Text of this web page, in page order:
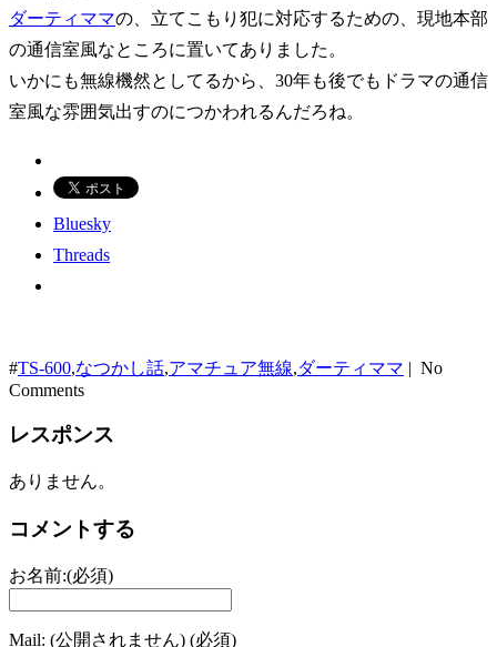
ダーティママの、立てこもり犯に対応するための、現地本部
の通信室風なところに置いてありました。
いかにも無線機然としてるから、30年も後でもドラマの通信
室風な雰囲気出すのにつかわれるんだろね。
Bluesky
Threads
#TS-600,なつかし話,アマチュア無線,ダーティママ | No
Comments
レスポンス
ありません。
コメントする
お名前:(必須)
Mail: (公開されません) (必須)